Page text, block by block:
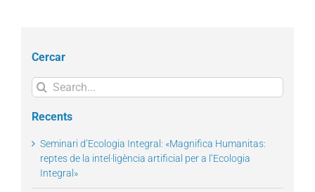
Cercar
Search
for:
Recents
Seminari d’Ecologia Integral: «Magnifica Humanitas:
reptes de la intel·ligència artificial per a l’Ecologia
Integral»